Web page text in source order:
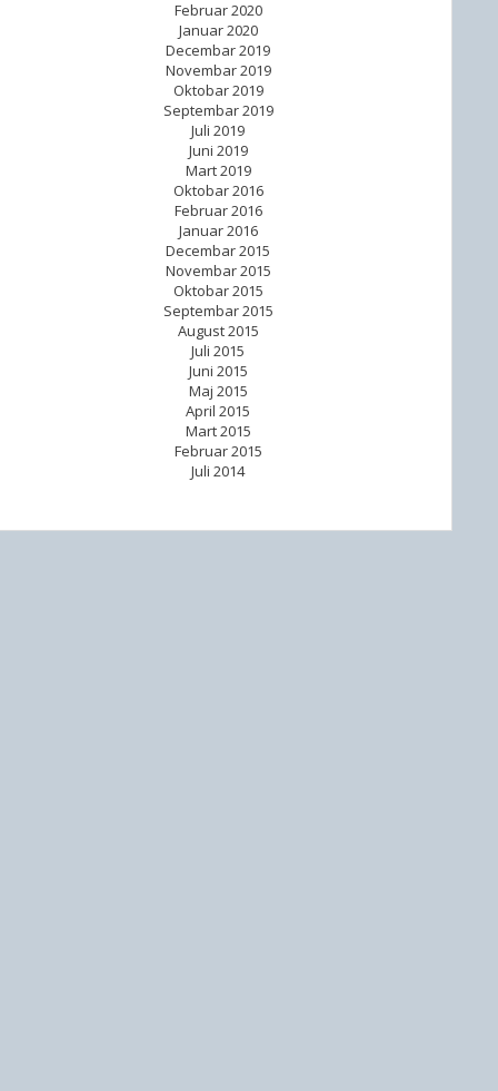
Februar 2020
Januar 2020
Decembar 2019
Novembar 2019
Oktobar 2019
Septembar 2019
Juli 2019
Juni 2019
Mart 2019
Oktobar 2016
Februar 2016
Januar 2016
Decembar 2015
Novembar 2015
Oktobar 2015
Septembar 2015
August 2015
Juli 2015
Juni 2015
Maj 2015
April 2015
Mart 2015
Februar 2015
Juli 2014